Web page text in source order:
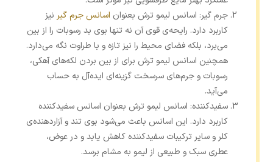
جرم گیر: اسانس لیمو ترش بعنوان اسانس جرم گیر نیز
کاربرد دارد. رایحه‌ی قوی آن نه ‌تنها بوی بد رسوبات را از بین
می‌برد، بلکه فضای محیط را نیز تازه و با طراوت نگه می‌دارد.
همچنین اسانس لیمو ترش برای از بین بردن لکه‌های آهکی،
رسوبات و جرم‌های سرسخت گزینه‌ای ایده‌آل به حساب
می‌آید.
سفیدکننده: اسانس لیمو ترش بعنوان اسانس سفیدکننده
کاربرد دارد. این اسانس باعث می‌شود بوی تند و آزاردهنده‌ی
کلر و سایر ترکیبات سفیدکننده کاهش یابد و در عوض،
عطری سبک و طبیعی از لیمو به مشام برسد.